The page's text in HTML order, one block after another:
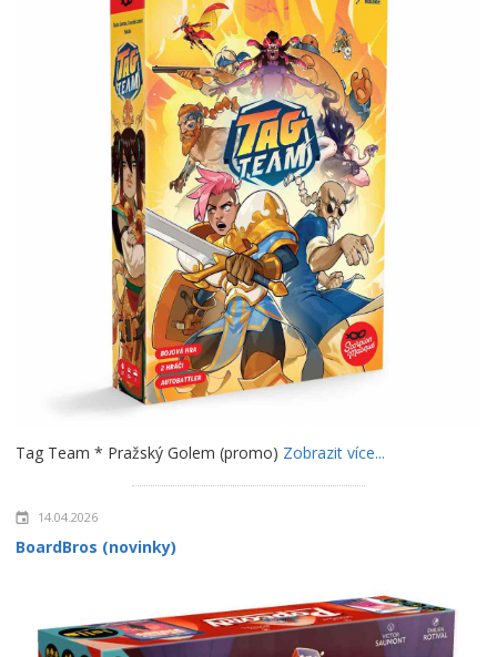
Tag Team * Pražský Golem (promo) Zobrazit více...
14.04.2026
BoardBros (novinky)